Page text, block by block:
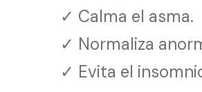
✓ Calma el asma.
✓ Normaliza
✓ Evita el